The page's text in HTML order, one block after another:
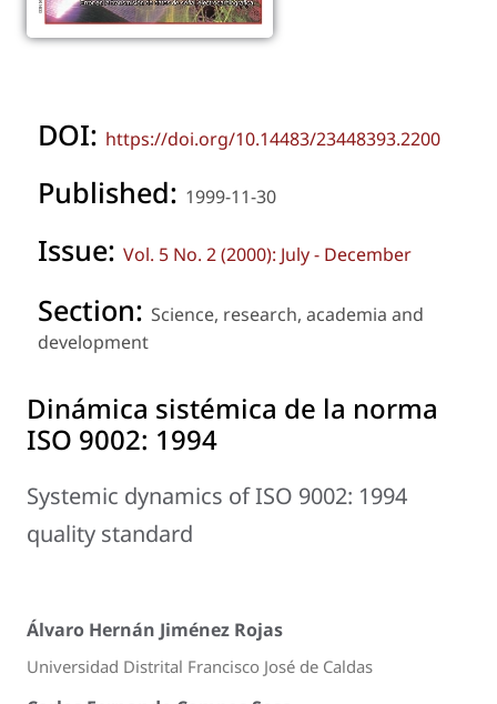
DOI: https://doi.org/10.14483/23448393.2200
Published: 1999-11-30
Issue: Vol. 5 No. 2 (2000): July - December
Section: Science, research, academia and
development
Dinámica sistémica de la norma
ISO 9002: 1994
Systemic dynamics of ISO 9002: 1994
quality standard
Álvaro Hernán Jiménez Rojas
Universidad Distrital Francisco José de Caldas